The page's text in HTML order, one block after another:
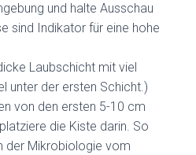
und halte Ausschau
sind Indikator für eine hohe
Laubschicht mit viel
unter der ersten Schicht.)
von den ersten 5-10 cm
die Kiste darin. So
der Mikrobiologie vom